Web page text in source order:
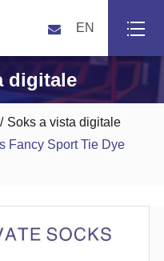
EN
digitale
Soks a vista digitale
Fancy Sport Tie Dye